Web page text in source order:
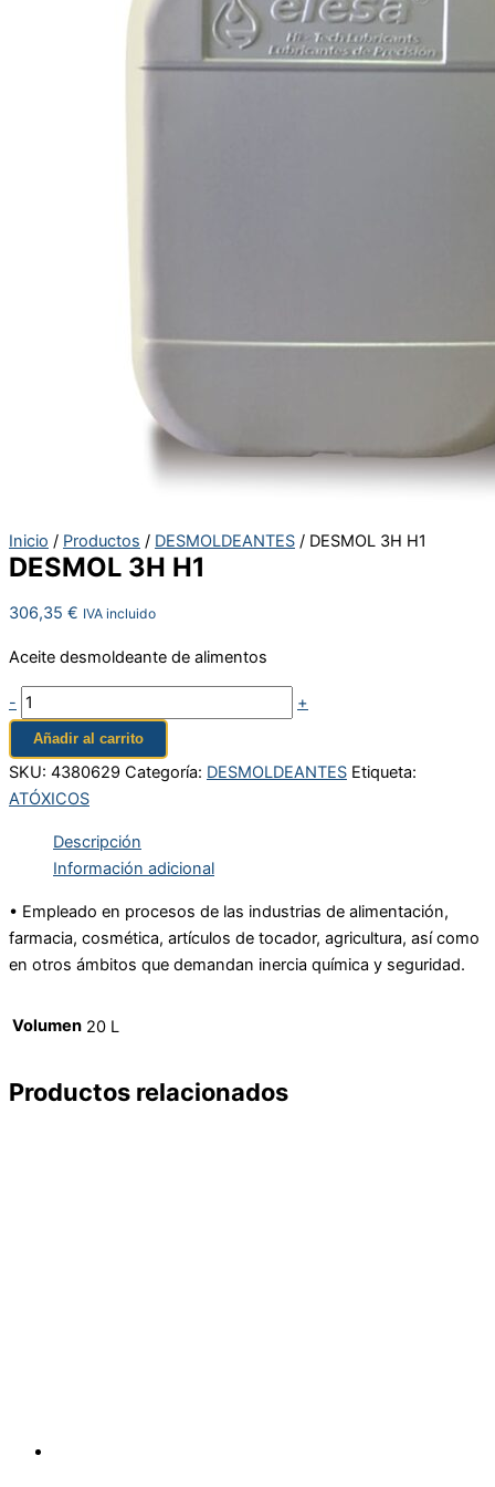
Inicio / Productos / DESMOLDEANTES / DESMOL 3H H1
DESMOL 3H H1
306,35 € IVA incluido
Aceite desmoldeante de alimentos
- +
Añadir al carrito
SKU: 4380629 Categoría: DESMOLDEANTES Etiqueta:
ATÓXICOS
Descripción
Información adicional
• Empleado en procesos de las industrias de alimentación,
farmacia, cosmética, artículos de tocador, agricultura, así como
en otros ámbitos que demandan inercia química y seguridad.
Volumen 20 L
Productos relacionados